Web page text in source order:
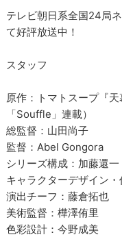
テレビ朝日系全国24局
て好評放送中！
スタッフ
原作：トマトスープ『
「Souffle」連載）
総監督：山田尚子
監督：Abel Gongora
シリーズ構成：加藤還一
キャラクターデザイン
演出チーフ：藤倉拓也
美術監督：樺澤侑里
色彩設計：今野成美